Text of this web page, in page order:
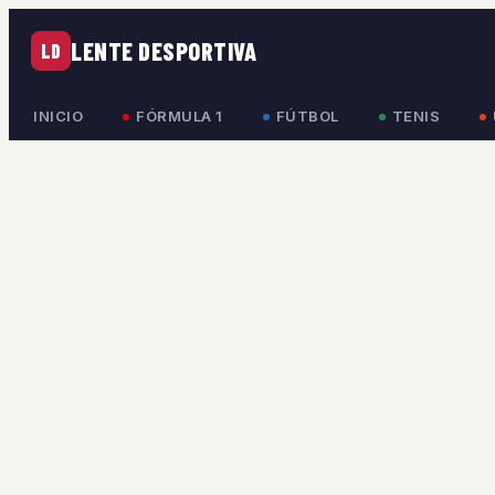
LD LENTE DESPORTIVA
INICIO FÓRMULA 1 FÚTBOL TENIS